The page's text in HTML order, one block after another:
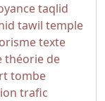
taqlid
tawil temple
texte
théorie de
tombe
trafic